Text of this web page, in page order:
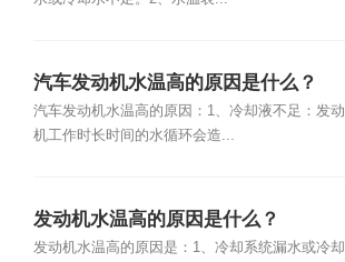
汽车发动机水温高的原因是什么？
汽车发动机水温高的原因：1、冷却液不足：发动
机工作时长时间的水循环会造...
发动机水温高的原因是什么？
发动机水温高的原因是：1、冷却系统漏水或冷却